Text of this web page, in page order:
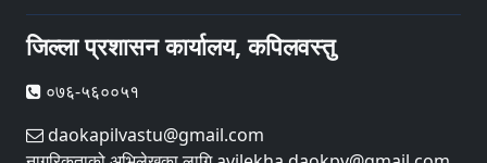
जिल्ला प्रशासन कार्यालय, कपिलवस्तु
०७६-५६००५१
daokapilvastu@gmail.com